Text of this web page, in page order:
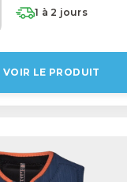
1 à 2 jours
VOIR LE PRODUIT